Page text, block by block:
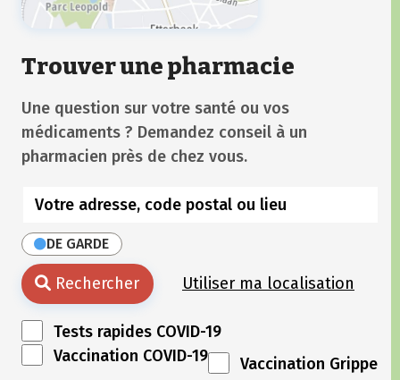
Trouver une pharmacie
Une question sur votre santé ou vos
médicaments ? Demandez conseil à un
pharmacien près de chez vous.
DE GARDE
Rechercher Utiliser ma localisation
Tests rapides COVID-19
Vaccination COVID-19
Vaccination Grippe